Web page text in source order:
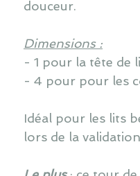
douceur.
Dimensions :
- 1 pour la tête de
- 4 pour pour les
Idéal pour les lits
lors de la